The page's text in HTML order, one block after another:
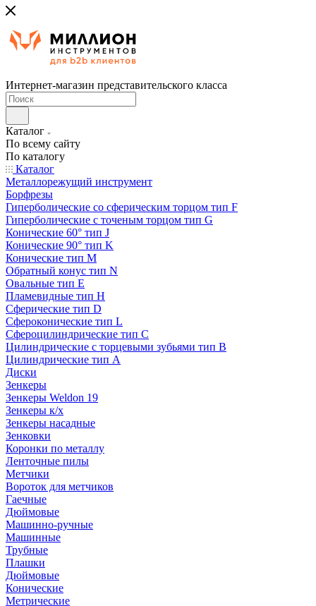
Интернет-магазин представительского класса
Каталог
По всему сайту
По каталогу
Каталог
Металлорежущий инструмент
Борфрезы
Гиперболические cо сферическим торцом тип F
Гиперболические с точеным торцом тип G
Конические 60° тип J
Конические 90° тип K
Конические тип M
Обратный конус тип N
Овальные тип E
Пламевидные тип H
Сферические тип D
Сфероконические тип L
Сфероцилиндрические тип C
Цилиндрические с торцевыми зубьями тип B
Цилиндрические тип А
Диски
Зенкеры
Зенкеры Weldon 19
Зенкеры к/х
Зенкеры насадные
Зенковки
Коронки по металлу
Ленточные пилы
Метчики
Вороток для метчиков
Гаечные
Дюймовые
Машинно-ручные
Машинные
Трубные
Плашки
Дюймовые
Конические
Метрические